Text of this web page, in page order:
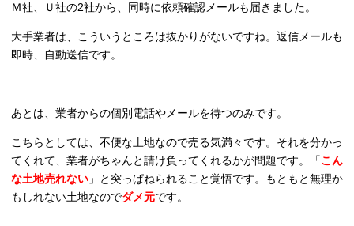
Ｍ社、Ｕ社の2社から、同時に依頼確認メールも届きました。
大手業者は、こういうところは抜かりがないですね。返信メールも
即時、自動送信です。
あとは、業者からの個別電話やメールを待つのみです。
こちらとしては、不便な土地なので売る気満々です。それを分かっ
てくれて、業者がちゃんと請け負ってくれるかが問題です。「こん
な土地売れない 」と突っぱねられること覚悟です。もともと無理か
もしれない土地なのでダメ元です。